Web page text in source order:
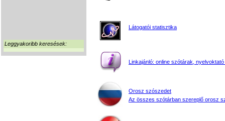
Leggyakoribb keresések:
Látogatói statisztika
Linkajánló: online szótárak, nyelvoktató
Orosz szószedet
Az összes szótárban szereplő orosz